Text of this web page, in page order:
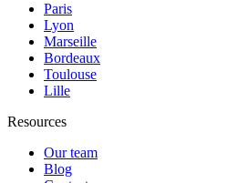
Paris
Lyon
Marseille
Bordeaux
Toulouse
Lille
Resources
Our team
Blog